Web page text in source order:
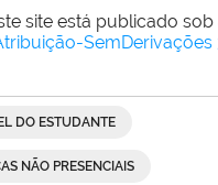
site está publicado sob
SemDerivações
DO ESTUDANTE
NÃO PRESENCIAIS